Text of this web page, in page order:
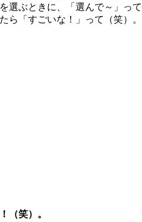
選ぶときに、「選んで～」って
ら「すごいな！」って（笑）。
（笑）。